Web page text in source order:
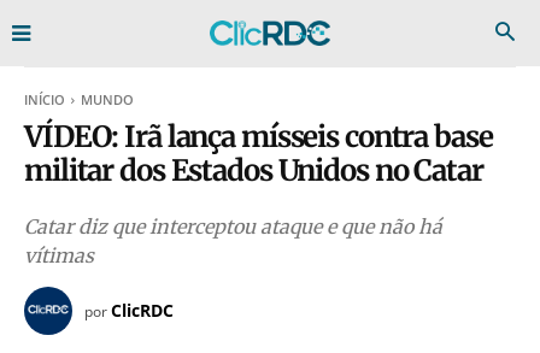
INÍCIO MUNDO
VÍDEO: Irã lança mísseis contra base
militar dos Estados Unidos no Catar
Catar diz que interceptou ataque e que não há
vítimas
porClicRDC